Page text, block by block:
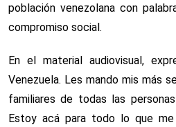
población venezolana con
compromiso social.
En el material audiovisual,
Venezuela. Les mando mis más
familiares de todas las
Estoy acá para todo lo que